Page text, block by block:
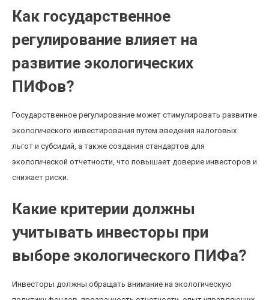
Как государственное
регулирование влияет на
развитие экологических
ПИФов?
Государственное регулирование может стимулировать развитие
экологического инвестирования путем введения налоговых
льгот и субсидий, а также создания стандартов для
экологической отчетности, что повышает доверие инвесторов и
снижает риски.
Какие критерии должны
учитывать инвесторы при
выборе экологического ПИФа?
Инвесторы должны обращать внимание на экологическую